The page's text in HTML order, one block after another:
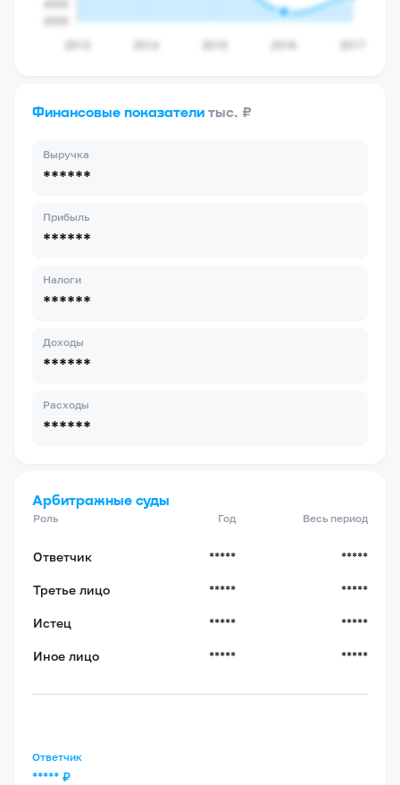
Финансовые показатели тыс. ₽
Выручка
******
Прибыль
******
Налоги
******
Доходы
******
Расходы
******
Арбитражные суды
Роль Год Весь период
Ответчик ***** *****
Третье лицо ***** *****
Истец ***** *****
Иное лицо ***** *****
Ответчик
***** ₽